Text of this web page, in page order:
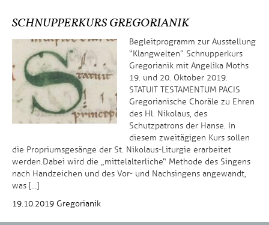
SCHNUPPERKURS GREGORIANIK
Begleitprogramm zur Ausstellung
“Klangwelten” Schnupperkurs
Gregorianik mit Angelika Moths
19. und 20. Oktober 2019.
STATUIT TESTAMENTUM PACIS
Gregorianische Choräle zu Ehren
des Hl. Nikolaus, des
Schutzpatrons der Hanse. In
diesem zweitägigen Kurs sollen
die Propriumsgesänge der St. Nikolaus-Liturgie erarbeitet
werden. Dabei wird die „mittelalterliche“ Methode des Singens
nach Handzeichen und des Vor- und Nachsingens angewandt,
was […]
19.10.2019 Gregorianik